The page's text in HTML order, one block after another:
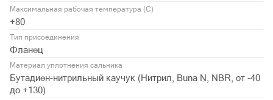
Максимальная рабочая температура (С)
+80
Тип присоединения
Фланец
Материал уплотнения сальника
Бутадиен-нитрильный каучук (Нитрил, Buna N, NBR, от -40
до +130)